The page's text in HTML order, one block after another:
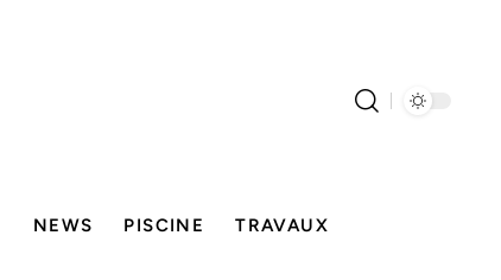
NEWS PISCINE TRAVAUX